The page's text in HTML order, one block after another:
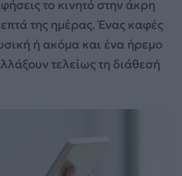
το κινητό στην άκρη
της ημέρας. Ένας καφές
ή ακόμα και ένα ήρεμο
τελείως τη διάθεσή